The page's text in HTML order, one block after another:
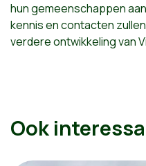
hun gemeenschappen
kennis en contacten
verdere ontwikkeling van
Ook